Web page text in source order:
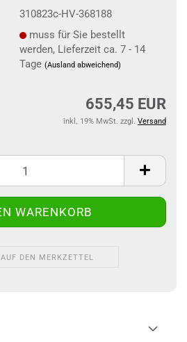
310823c-HV-368188
muss für Sie bestellt
werden, Lieferzeit ca. 7 - 14
Tage (Ausland abweichend)
655,45 EUR
inkl. 19% MwSt. zzgl. Versand
AUF DEN MERKZETTEL